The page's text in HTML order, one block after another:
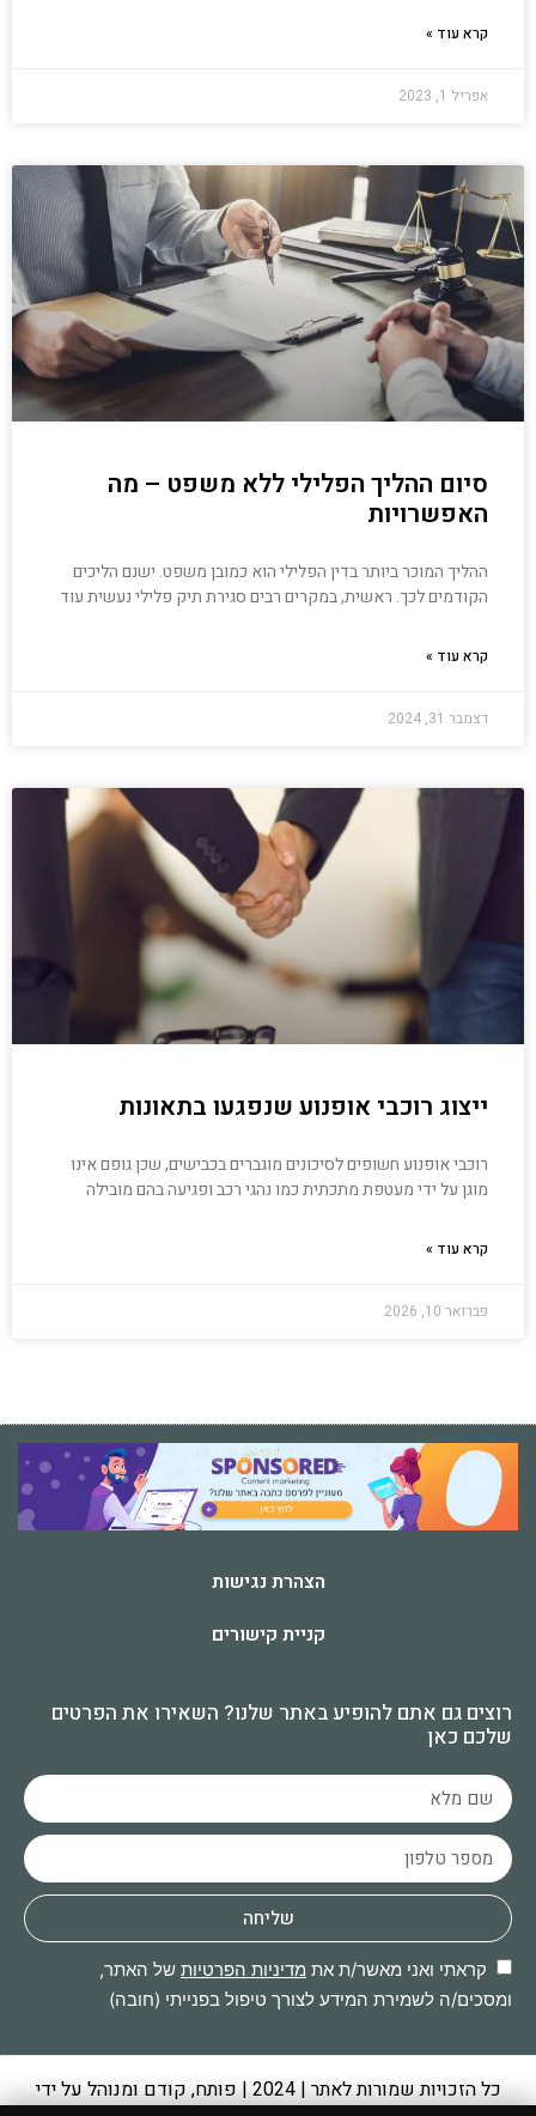
קרא עוד »
אפריל 1, 2023
סיום ההליך הפלילי ללא משפט – מה
האפשרויות
ההליך המוכר ביותר בדין הפלילי הוא כמובן משפט. ישנם הליכים
הקודמים לכך. ראשית, במקרים רבים סגירת תיק פלילי נעשית עוד
קרא עוד »
דצמבר 31, 2024
ייצוג רוכבי אופנוע שנפגעו בתאונות
רוכבי אופנוע חשופים לסיכונים מוגברים בכבישים, שכן גופם אינו
מוגן על ידי מעטפת מתכתית כמו נהגי רכב ופגיעה בהם מובילה
קרא עוד »
פברואר 10, 2026
הצהרת נגישות
קניית קישורים
רוצים גם אתם להופיע באתר שלנו? השאירו את הפרטים
שלכם כאן
שליחה
קראתי ואני מאשר/ת את מדיניות הפרטיות של האתר,
ומסכים/ה לשמירת המידע לצורך טיפול בפנייתי (חובה)
כל הזכויות שמורות לאתר | 2024 | פותח, קודם ומנוהל על ידי